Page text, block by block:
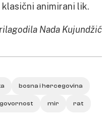
animirani lik.
Nada Kujundžić
bosna i hercegovina
mir rat